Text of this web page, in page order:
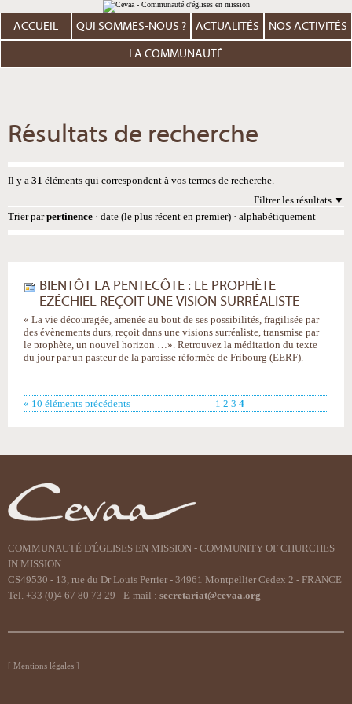
au
contenu.
Aller
personnels
ACCUEIL QUI SOMMES-NOUS ? ACTUALITÉS NOS ACTIVITÉS
LA COMMUNAUTÉ
Résultats de recherche
Il y a 31 éléments qui correspondent à vos termes de recherche.
Filtrer les résultats
Trier par pertinence · date (le plus récent en premier) · alphabétiquement
BIENTÔT LA PENTECÔTE : LE PROPHÈTE
EZÉCHIEL REÇOIT UNE VISION SURRÉALISTE
« La vie découragée, amenée au bout de ses possibilités, fragilisée par
des évènements durs, reçoit dans une visions surréaliste, transmise par
le prophète, un nouvel horizon …». Retrouvez la méditation du texte
du jour par un pasteur de la paroisse réformée de Fribourg (EERF).
« 10 éléments précédents 1 2 3 4
COMMUNAUTÉ D'ÉGLISES EN MISSION - COMMUNITY OF CHURCHES
IN MISSION
CS49530 - 13, rue du Dr Louis Perrier - 34961 Montpellier Cedex 2 - FRANCE
Tel. +33 (0)4 67 80 73 29 - E-mail : secretariat@cevaa.org
Mentions légales